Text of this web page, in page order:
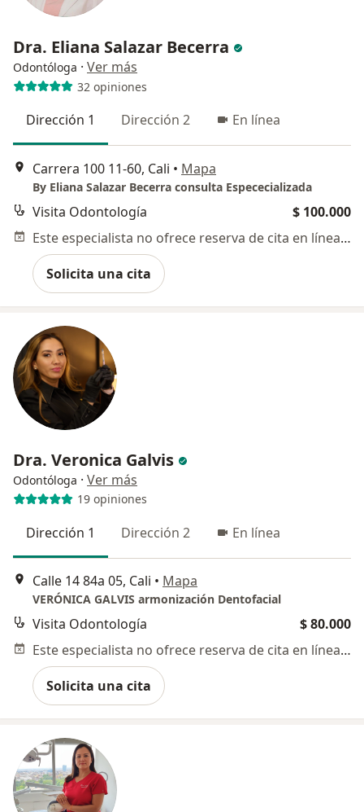
Dra. Eliana Salazar Becerra
Odontóloga · Ver más
32 opiniones
Dirección 1 Dirección 2 En línea
Carrera 100 11-60, Cali • Mapa
By Eliana Salazar Becerra consulta Espececializada
Visita Odontología
$ 100.000
Este especialista no ofrece reserva de cita en línea en esta dirección.
Solicita una cita
Dra. Veronica Galvis
Odontóloga · Ver más
19 opiniones
Dirección 1 Dirección 2 En línea
Calle 14 84a 05, Cali • Mapa
VERÓNICA GALVIS armonización Dentofacial
Visita Odontología
$ 80.000
Este especialista no ofrece reserva de cita en línea en esta dirección.
Solicita una cita